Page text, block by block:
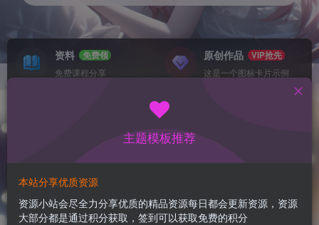
资料
免费领
免费课程分享
原创作品
VIP抢先
这是一个图标卡片示例
AI起号美女骑电车视频，日精准引流100+，轻松
变现1W+
主题模板推荐
本站分享优质资源
资源小站会尽全力分享优质的精品资源每日都会更新资源，资源
大部分都是通过积分获取，签到可以获取免费的积分